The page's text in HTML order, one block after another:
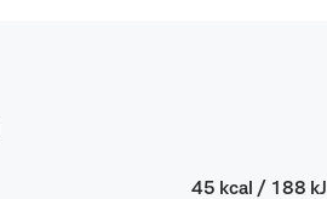
45 kcal / 188 kJ